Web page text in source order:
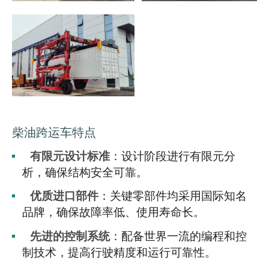
柴油跨运车特点
有限元设计标准：设计阶段进行有限元分
析，确保结构安全可靠。
优质进口部件：关键零部件均采用国际知名
品牌，确保故障率低、使用寿命长。
先进的控制系统：配备世界一流的编程和控
制技术，提高行驶精度和运行可靠性。